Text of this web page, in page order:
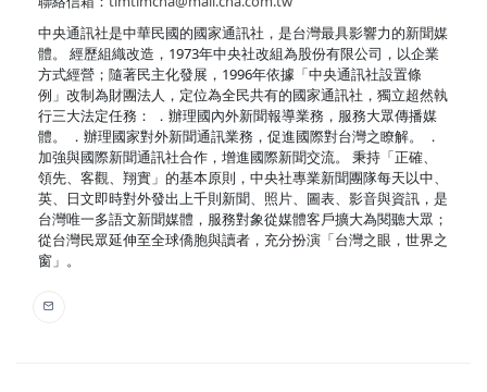
中央通訊社是中華民國的國家通訊社，是台灣最具影響力的新聞媒
體。 經歷組織改造，1973年中央社改組為股份有限公司，以企業
方式經營；隨著民主化發展，1996年依據「中央通訊社設置條
例」改制為財團法人，定位為全民共有的國家通訊社，獨立超然執
行三大法定任務： ．辦理國內外新聞報導業務，服務大眾傳播媒
體。 ．辦理國家對外新聞通訊業務，促進國際對台灣之瞭解。 ．
加強與國際新聞通訊社合作，增進國際新聞交流。 秉持「正確、
領先、客觀、翔實」的基本原則，中央社專業新聞團隊每天以中、
英、日文即時對外發出上千則新聞、照片、圖表、影音與資訊，是
台灣唯一多語文新聞媒體，服務對象從媒體客戶擴大為閱聽大眾；
從台灣民眾延伸至全球僑胞與讀者，充分扮演「台灣之眼，世界之
窗」。